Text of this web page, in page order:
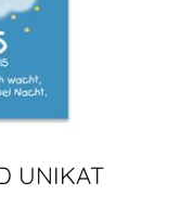
UNIKAT